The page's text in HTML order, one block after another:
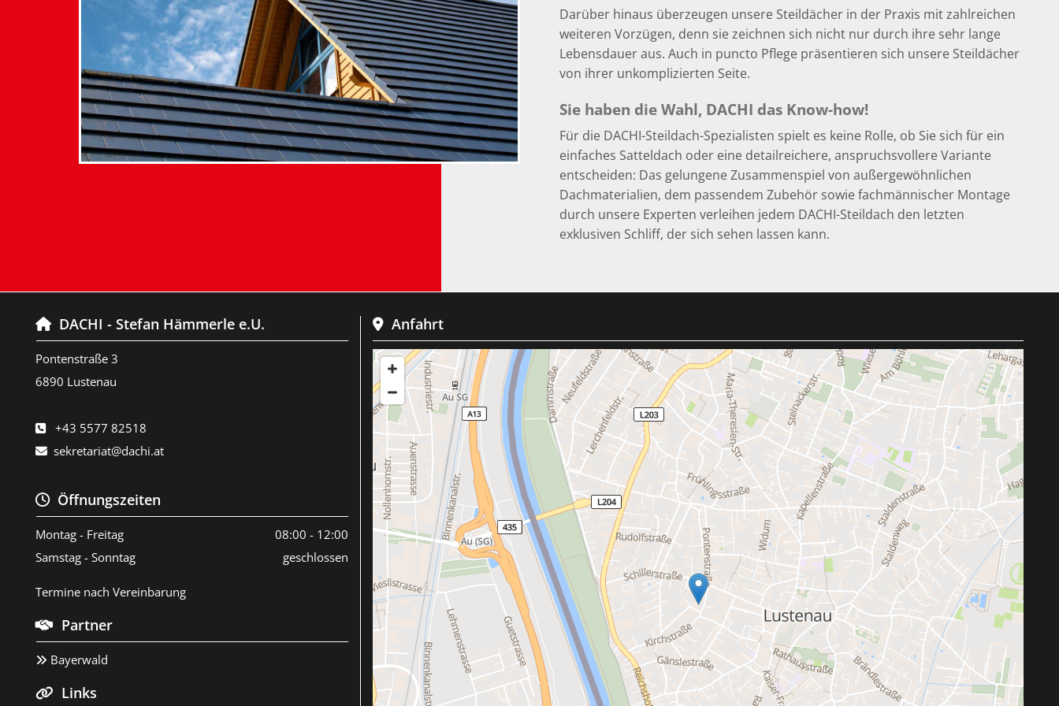
Darüber hinaus überzeugen unsere Steildächer in der Praxis mit zahlreichen
weiteren Vorzügen, denn sie zeichnen sich nicht nur durch ihre sehr lange
Lebensdauer aus. Auch in puncto Pflege präsentieren sich unsere Steildächer
von ihrer unkomplizierten Seite.
Sie haben die Wahl, DACHI das Know-how!
Für die DACHI-Steildach-Spezialisten spielt es keine Rolle, ob Sie sich für ein
einfaches Satteldach oder eine detailreichere, anspruchsvollere Variante
entscheiden: Das gelungene Zusammenspiel von außergewöhnlichen
Dachmaterialien, dem passendem Zubehör sowie fachmännischer Montage
durch unsere Experten verleihen jedem DACHI-Steildach den letzten
exklusiven Schliff, der sich sehen lassen kann.
DACHI - Stefan Hämmerle e.U.
Pontenstraße 3
6890 Lustenau
 +43 5577 82518
 sekretariat@dachi.at
Öffnungszeiten
Montag - Freitag
08:00 - 12:00
Samstag - Sonntag
geschlossen
Termine nach Vereinbarung
 Partner
 Bayerwald
 Links
Anfahrt